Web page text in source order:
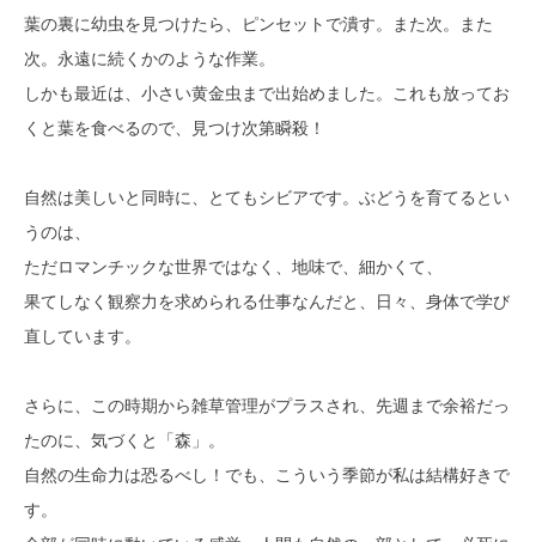
葉の裏に幼虫を見つけたら、ピンセットで潰す。また次。また
次。永遠に続くかのような作業。
しかも最近は、小さい黄金虫まで出始めました。これも放ってお
くと葉を食べるので、見つけ次第瞬殺！
自然は美しいと同時に、とてもシビアです。ぶどうを育てるとい
うのは、
ただロマンチックな世界ではなく、地味で、細かくて、
果てしなく観察力を求められる仕事なんだと、日々、身体で学び
直しています。
さらに、この時期から雑草管理がプラスされ、先週まで余裕だっ
たのに、気づくと「森」。
自然の生命力は恐るべし！でも、こういう季節が私は結構好きで
す。